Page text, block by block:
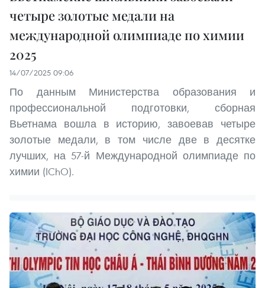
четыре золотые медали на
международной олимпиаде по химии
2025
14/07/2025 09:06
По данным Министерства образования и
профессиональной подготовки, сборная
Вьетнама вошла в историю, завоевав четыре
золотые медали, в том числе две в десятке
лучших, на 57-й Международной олимпиаде по
химии (IChO).